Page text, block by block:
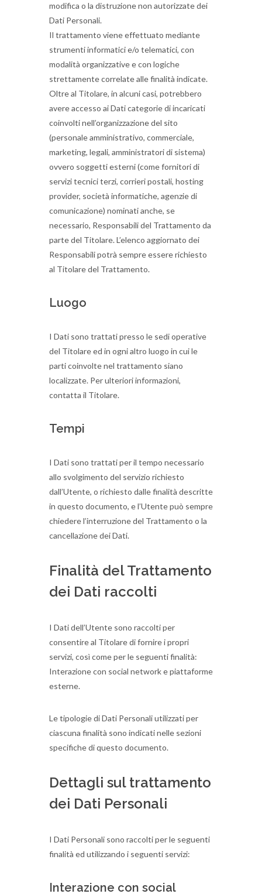
modifica o la distruzione non autorizzate dei
Dati Personali.
Il trattamento viene effettuato mediante
strumenti informatici e/o telematici, con
modalità organizzative e con logiche
strettamente correlate alle finalità indicate.
Oltre al Titolare, in alcuni casi, potrebbero
avere accesso ai Dati categorie di incaricati
coinvolti nell’organizzazione del sito
(personale amministrativo, commerciale,
marketing, legali, amministratori di sistema)
ovvero soggetti esterni (come fornitori di
servizi tecnici terzi, corrieri postali, hosting
provider, società informatiche, agenzie di
comunicazione) nominati anche, se
necessario, Responsabili del Trattamento da
parte del Titolare. L’elenco aggiornato dei
Responsabili potrà sempre essere richiesto
al Titolare del Trattamento.
Luogo
I Dati sono trattati presso le sedi operative
del Titolare ed in ogni altro luogo in cui le
parti coinvolte nel trattamento siano
localizzate. Per ulteriori informazioni,
contatta il Titolare.
Tempi
I Dati sono trattati per il tempo necessario
allo svolgimento del servizio richiesto
dall’Utente, o richiesto dalle finalità descritte
in questo documento, e l’Utente può sempre
chiedere l’interruzione del Trattamento o la
cancellazione dei Dati.
Finalità del Trattamento
dei Dati raccolti
I Dati dell’Utente sono raccolti per
consentire al Titolare di fornire i propri
servizi, così come per le seguenti finalità:
Interazione con social network e piattaforme
esterne.
Le tipologie di Dati Personali utilizzati per
ciascuna finalità sono indicati nelle sezioni
specifiche di questo documento.
Dettagli sul trattamento
dei Dati Personali
I Dati Personali sono raccolti per le seguenti
finalità ed utilizzando i seguenti servizi:
Interazione con social